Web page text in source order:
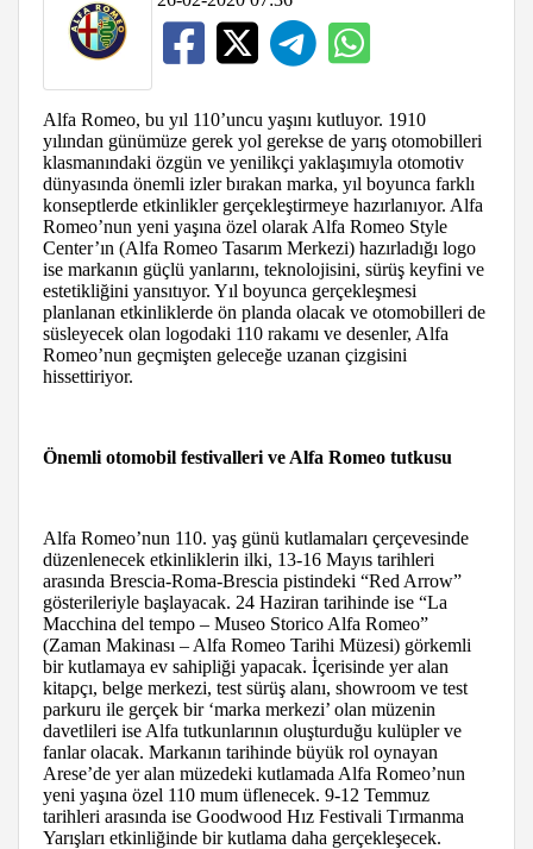
Alfa Romeo, bu yıl 110’uncu yaşını kutluyor. 1910
yılından günümüze gerek yol gerekse de yarış otomobilleri
klasmanındaki özgün ve yenilikçi yaklaşımıyla otomotiv
dünyasında önemli izler bırakan marka, yıl boyunca farklı
konseptlerde etkinlikler gerçekleştirmeye hazırlanıyor. Alfa
Romeo’nun yeni yaşına özel olarak Alfa Romeo Style
Center’ın (Alfa Romeo Tasarım Merkezi) hazırladığı logo
ise markanın güçlü yanlarını, teknolojisini, sürüş keyfini ve
estetikliğini yansıtıyor. Yıl boyunca gerçekleşmesi
planlanan etkinliklerde ön planda olacak ve otomobilleri de
süsleyecek olan logodaki 110 rakamı ve desenler, Alfa
Romeo’nun geçmişten geleceğe uzanan çizgisini
hissettiriyor.
Önemli otomobil festivalleri ve Alfa Romeo tutkusu
Alfa Romeo’nun 110. yaş günü kutlamaları çerçevesinde
düzenlenecek etkinliklerin ilki, 13-16 Mayıs tarihleri
arasında Brescia-Roma-Brescia pistindeki “Red Arrow”
gösterileriyle başlayacak. 24 Haziran tarihinde ise “La
Macchina del tempo – Museo Storico Alfa Romeo”
(Zaman Makinası – Alfa Romeo Tarihi Müzesi) görkemli
bir kutlamaya ev sahipliği yapacak. İçerisinde yer alan
kitapçı, belge merkezi, test sürüş alanı, showroom ve test
parkuru ile gerçek bir ‘marka merkezi’ olan müzenin
davetlileri ise Alfa tutkunlarının oluşturduğu kulüpler ve
fanlar olacak. Markanın tarihinde büyük rol oynayan
Arese’de yer alan müzedeki kutlamada Alfa Romeo’nun
yeni yaşına özel 110 mum üflenecek. 9-12 Temmuz
tarihleri arasında ise Goodwood Hız Festivali Tırmanma
Yarışları etkinliğinde bir kutlama daha gerçekleşecek.